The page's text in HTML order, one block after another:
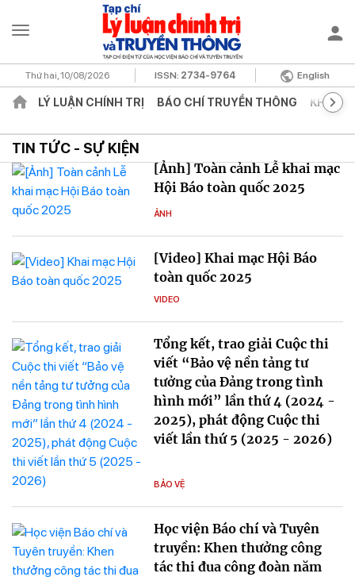
Thứ hai, 10/08/2026 ISSN: 2734-9764 English
LÝ LUẬN CHÍNH TRỊ BÁO CHÍ TRUYỀN THÔNG KHOA
TIN TỨC - SỰ KIỆN
[Ảnh] Toàn cảnh Lễ khai mạc
Hội Báo toàn quốc 2025
ẢNH
[Video] Khai mạc Hội Báo
toàn quốc 2025
VIDEO
Tổng kết, trao giải Cuộc thi
viết “Bảo vệ nền tảng tư
tưởng của Đảng trong tình
hình mới” lần thứ 4 (2024 -
2025), phát động Cuộc thi
viết lần thứ 5 (2025 - 2026)
BẢO VỆ
Học viện Báo chí và Tuyên
truyền: Khen thưởng công
tác thi đua công đoàn năm